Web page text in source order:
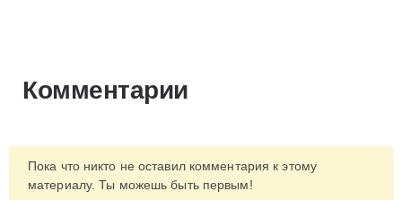
Комментарии
Пока что никто не оставил комментария к этому
материалу. Ты можешь быть первым!